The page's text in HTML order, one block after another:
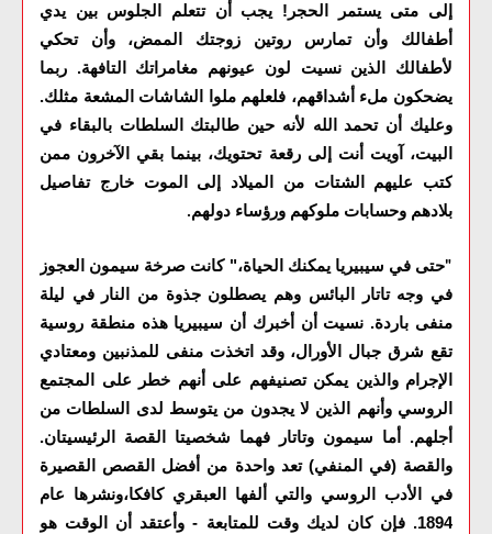
إلى متى يستمر الحجر! يجب أن تتعلم الجلوس بين يدي
أطفالك وأن تمارس روتين زوجتك الممض، وأن تحكي
لأطفالك الذين نسيت لون عيونهم مغامراتك التافهة. ربما
يضحكون ملء أشداقهم، فلعلهم ملوا الشاشات المشعة مثلك.
وعليك أن تحمد الله لأنه حين طالبتك السلطات بالبقاء في
البيت، آويت أنت إلى رقعة تحتويك، بينما بقي الآخرون ممن
كتب عليهم الشتات من الميلاد إلى الموت خارج تفاصيل
بلادهم وحسابات ملوكهم ورؤساء دولهم.
"حتى في سيبيريا يمكنك الحياة،" كانت صرخة سيمون العجوز
في وجه تاتار البائس وهم يصطلون جذوة من النار في ليلة
منفى باردة. نسيت أن أخبرك أن سيبيريا هذه منطقة روسية
تقع شرق جبال الأورال، وقد اتخذت منفى للمذنبين ومعتادي
الإجرام والذين يمكن تصنيفهم على أنهم خطر على المجتمع
الروسي وأنهم الذين لا يجدون من يتوسط لدى السلطات من
أجلهم. أما سيمون وتاتار فهما شخصيتا القصة الرئيسيتان.
والقصة (في المنفي) تعد واحدة من أفضل القصص القصيرة
في الأدب الروسي والتي ألفها العبقري كافكا،ونشرها عام
1894. فإن كان لديك وقت للمتابعة - وأعتقد أن الوقت هو